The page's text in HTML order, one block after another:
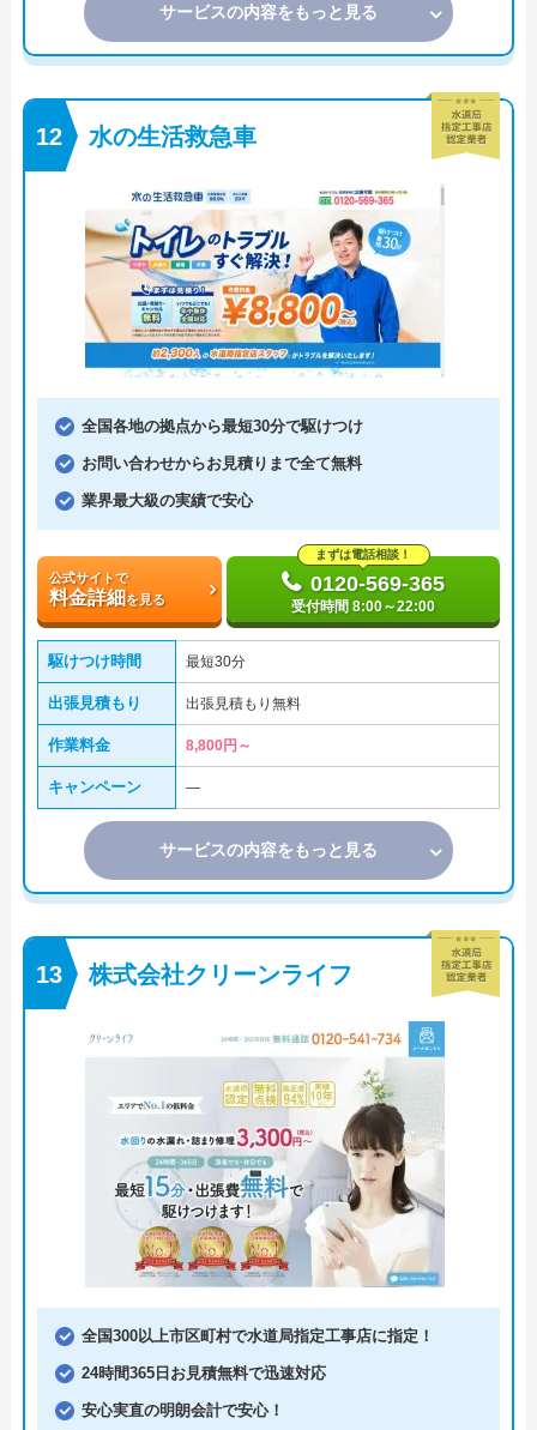
サービスの内容をもっと見る
水の生活救急車
全国各地の拠点から最短30分で駆けつけ
お問い合わせからお見積りまで全て無料
業界最大級の実績で安心
公式サイトで
料金詳細を見る
まずは電話相談！
0120-569-365
受付時間 8:00～22:00
駆けつけ時間 最短30分
出張見積もり 出張見積もり無料
作業料金 8,800円～
キャンペーン ―
サービスの内容をもっと見る
株式会社クリーンライフ
全国300以上市区町村で水道局指定工事店に指定！
24時間365日お見積無料で迅速対応
安心実直の明朗会計で安心！